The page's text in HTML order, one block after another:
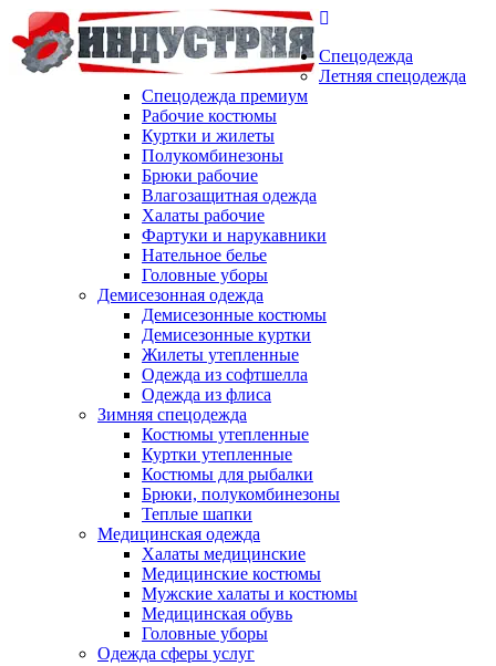
Спецодежда
Летняя спецодежда
Спецодежда премиум
Рабочие костюмы
Куртки и жилеты
Полукомбинезоны
Брюки рабочие
Влагозащитная одежда
Халаты рабочие
Фартуки и нарукавники
Нательное белье
Головные уборы
Демисезонная одежда
Демисезонные костюмы
Демисезонные куртки
Жилеты утепленные
Одежда из софтшелла
Одежда из флиса
Зимняя спецодежда
Костюмы утепленные
Куртки утепленные
Костюмы для рыбалки
Брюки, полукомбинезоны
Теплые шапки
Медицинская одежда
Халаты медицинские
Медицинские костюмы
Мужские халаты и костюмы
Медицинская обувь
Головные уборы
Одежда сферы услуг